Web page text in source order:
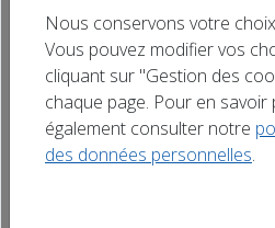
Nous conservons votre
Vous pouvez modifier vos
cliquant sur "Gestion des
chaque page. Pour en savoir
également consulter notre
des données personnelles.
Haut-Rhin (68)